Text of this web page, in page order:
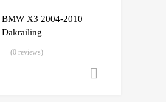
BMW X3 2004-2010 |
Dakrailing
(0 reviews)